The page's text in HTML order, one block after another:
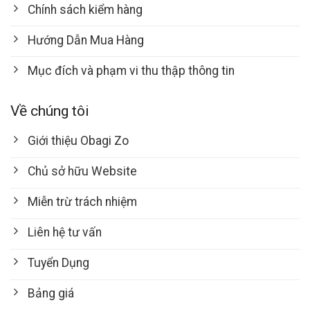
Chính sách kiểm hàng
Hướng Dẫn Mua Hàng
Mục đích và phạm vi thu thập thông tin
Về chúng tôi
Giới thiệu Obagi Zo
Chủ sở hữu Website
Miễn trừ trách nhiệm
Liên hệ tư vấn
Tuyển Dụng
Bảng giá